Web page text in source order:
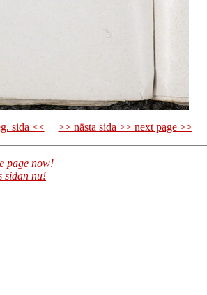
sida << >> nästa sida >> next page >>
page now!
sidan nu!